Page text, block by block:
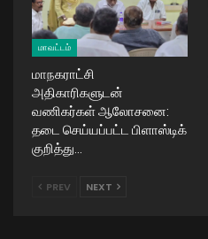
மாவட்டம்
மாநகராட்சி
அதிகாரிகளுடன்
வணிகர்கள் ஆலோசனை:
தடை செய்யப்பட்ட பிளாஸ்டிக்
குறித்து…
PREV NEXT